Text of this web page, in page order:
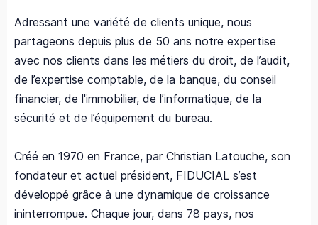
Adressant une variété de clients unique, nous
partageons depuis plus de 50 ans notre expertise
avec nos clients dans les métiers du droit, de l’audit,
de l’expertise comptable, de la banque, du conseil
financier, de l'immobilier, de l’informatique, de la
sécurité et de l’équipement du bureau.
Créé en 1970 en France, par Christian Latouche, son
fondateur et actuel président, FIDUCIAL s’est
développé grâce à une dynamique de croissance
ininterrompue. Chaque jour, dans 78 pays, nos